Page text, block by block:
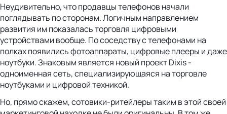
Неудивительно, что продавцы телефонов начали
поглядывать по сторонам. Логичным направлением
развития им показалась торговля цифровыми
устройствами вообще. По соседству с телефонами на
полках появились фотоаппараты, цифровые плееры и даже
ноутбуки. Знаковым является новый проект Dixis -
одноименная сеть, специализирующаяся на торговле
ноутбуками и цифровой техникой.
Но, прямо скажем, сотовики-ритейлеры таким в этой своей